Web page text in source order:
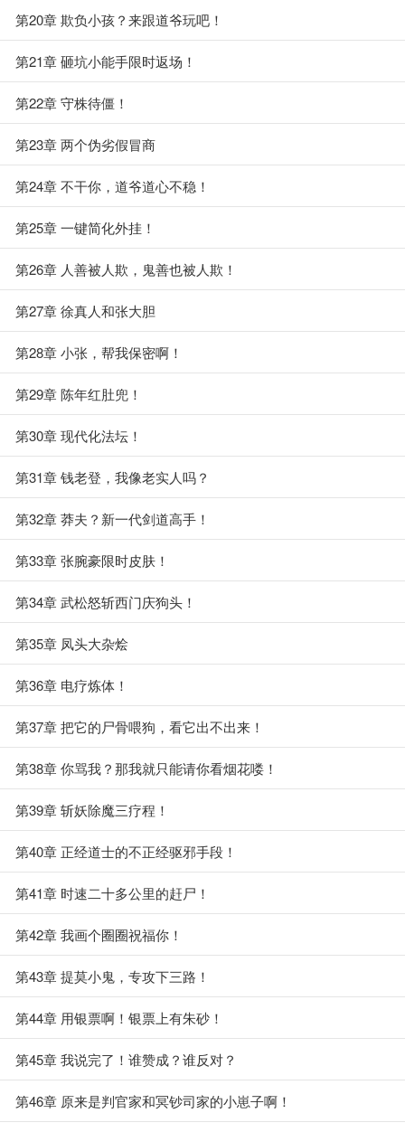
第20章 欺负小孩？来跟道爷玩吧！
第21章 砸坑小能手限时返场！
第22章 守株待僵！
第23章 两个伪劣假冒商
第24章 不干你，道爷道心不稳！
第25章 一键简化外挂！
第26章 人善被人欺，鬼善也被人欺！
第27章 徐真人和张大胆
第28章 小张，帮我保密啊！
第29章 陈年红肚兜！
第30章 现代化法坛！
第31章 钱老登，我像老实人吗？
第32章 莽夫？新一代剑道高手！
第33章 张腕豪限时皮肤！
第34章 武松怒斩西门庆狗头！
第35章 凤头大杂烩
第36章 电疗炼体！
第37章 把它的尸骨喂狗，看它出不出来！
第38章 你骂我？那我就只能请你看烟花喽！
第39章 斩妖除魔三疗程！
第40章 正经道士的不正经驱邪手段！
第41章 时速二十多公里的赶尸！
第42章 我画个圈圈祝福你！
第43章 提莫小鬼，专攻下三路！
第44章 用银票啊！银票上有朱砂！
第45章 我说完了！谁赞成？谁反对？
第46章 原来是判官家和冥钞司家的小崽子啊！